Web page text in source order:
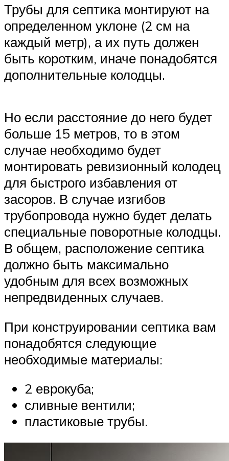
Трубы для септика монтируют на
определенном уклоне (2 см на
каждый метр), а их путь должен
быть коротким, иначе понадобятся
дополнительные колодцы.
Но если расстояние до него будет
больше 15 метров, то в этом
случае необходимо будет
монтировать ревизионный колодец
для быстрого избавления от
засоров. В случае изгибов
трубопровода нужно будет делать
специальные поворотные колодцы.
В общем, расположение септика
должно быть максимально
удобным для всех возможных
непредвиденных случаев.
При конструировании септика вам
понадобятся следующие
необходимые материалы:
2 еврокуба;
сливные вентили;
пластиковые трубы.